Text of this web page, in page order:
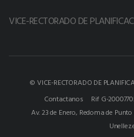
VICE-RECTORADO DE
© VICE-RECTORADO DE
Contactanos
Rif G-
Av. 23 de Enero, Redoma de